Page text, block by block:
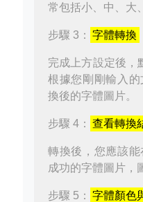
常包括小、中、大
步驟 3： 字體轉換
完成上方設定後，
根據您剛剛輸入
換後的字體圖片。
步驟 4： 查看轉換
轉換後，您應該
成功的字體圖片，
步驟 5： 字體顏色